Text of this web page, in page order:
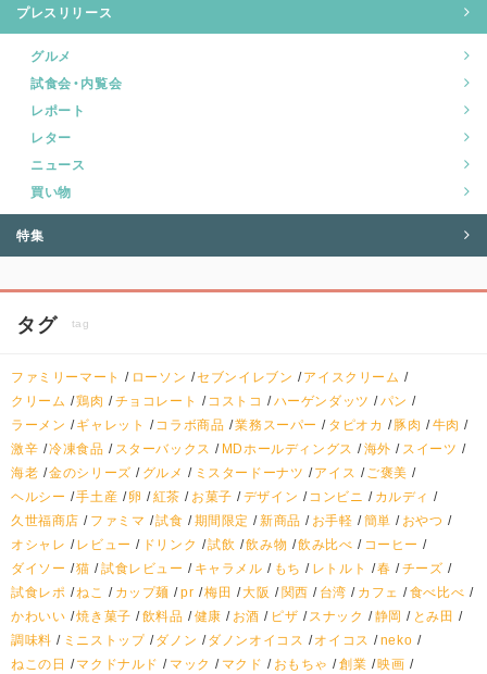
プレスリリース
グルメ
試食会・内覧会
レポート
レター
ニュース
買い物
特集
タグ tag
ファミリーマート ローソン セブンイレブン
アイスクリーム
クリーム
鶏肉 チョコレート コストコ ハーゲンダッツ
パン
ラーメン
ギャレット コラボ商品 業務スーパー タピオカ 豚肉
牛肉
激辛 冷凍食品 スターバックス MDホールディングス 海外
スイーツ
海老 金のシリーズ グルメ ミスタードーナツ アイス
ご褒美
ヘルシー
手土産 卵 紅茶 お菓子 デザイン コンビニ
カルディ
久世福商店
ファミマ 試食 期間限定 新商品 お手軽 簡単
おやつ
オシャレ
レビュー ドリンク 試飲 飲み物 飲み比べ
コーヒー
ダイソー
猫 試食レビュー キャラメル もち レトルト 春
チーズ
試食レポ ねこ カップ麺 pr 梅田 大阪 関西 台湾 カフェ
食べ比べ
かわいい 焼き菓子 飲料品 健康 お酒 ピザ スナック 静岡
とみ田
調味料
ミニストップ ダノン ダノンオイコス オイコス
neko
ねこの日
マクドナルド マック マクド おもちゃ 創業 映画